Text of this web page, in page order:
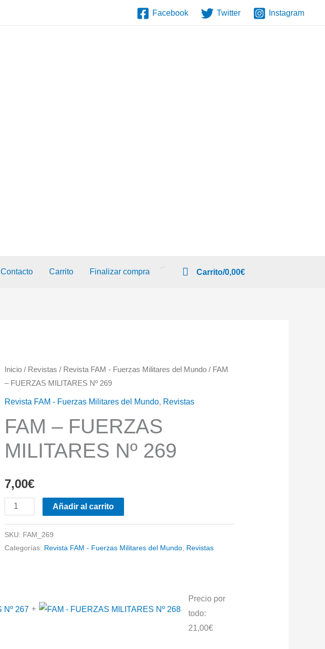
Facebook Twitter Instagram
Contacto Carrito Finalizar compra Carrito/0,00€
Inicio / Revistas / Revista FAM - Fuerzas Militares del Mundo / FAM
– FUERZAS MILITARES Nº 269
Revista FAM - Fuerzas Militares del Mundo, Revistas
FAM – FUERZAS
MILITARES Nº 269
7,00€
FAM
FUERZAS
MILITARES
Añadir al carrito
SKU: FAM_269
Categorías: Revista FAM - Fuerzas Militares del Mundo Revistas
+
Precio por
todo:
21,00€